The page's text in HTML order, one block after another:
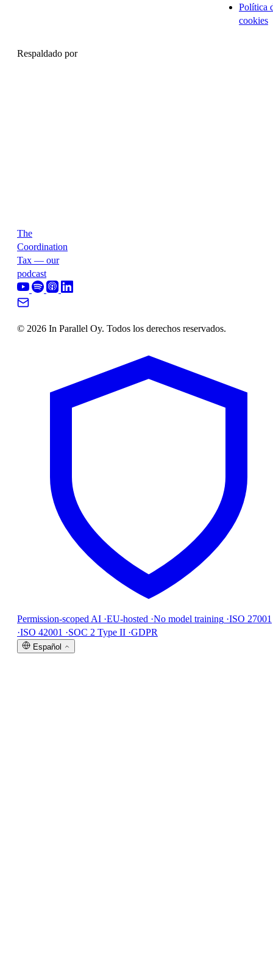
Política
cookies
Respaldado por
The
Coordination
Tax — our
podcast
© 2026 In Parallel Oy. Todos los derechos reservados.
Permission-scoped AI ·EU-hosted ·No model training ·ISO 27001
·ISO 42001 ·SOC 2 Type II ·GDPR
Español